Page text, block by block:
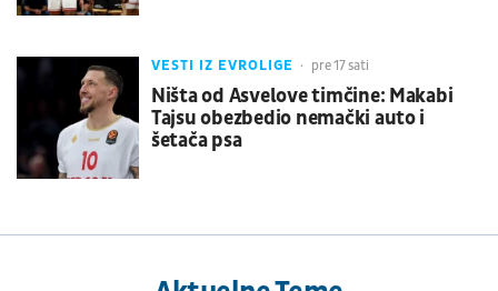
VESTI IZ EVROLIGE pre 17 sati
Ništa od Asvelove timčine: Makabi
Tajsu obezbedio nemački auto i
šetača psa